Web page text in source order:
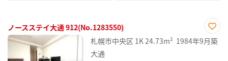
ノースステイ大通 912(No.1283550)
お気
に入
札幌市中央区 1K24.73m² 1984年9月築
大通